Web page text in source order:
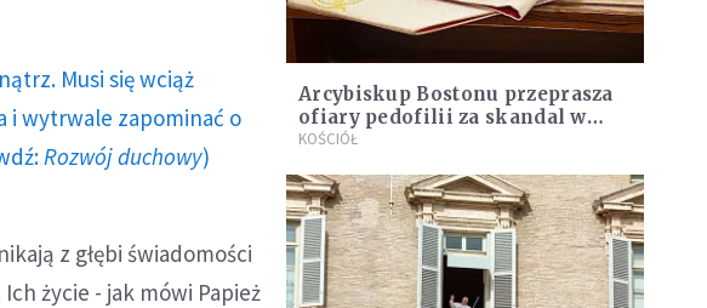
Musi się wciąż
i wytrwale zapominać o
Rozwój duchowy)
z głębi świadomości
życie - jak mówi Papież
Arcybiskup Bostonu przeprasza
ofiary pedofilii za skandal w
Kościele
KOŚCIÓŁ